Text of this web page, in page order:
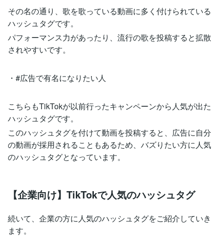
その名の通り、歌を歌っている動画に多く付けられている
ハッシュタグです。
パフォーマンス力があったり、流行の歌を投稿すると拡散
されやすいです。
・#広告で有名になりたい人
こちらもTikTokが以前行ったキャンペーンから人気が出た
ハッシュタグです。
このハッシュタグを付けて動画を投稿すると、広告に自分
の動画が採用されることもあるため、バズりたい方に人気
のハッシュタグとなっています。
【企業向け】TikTokで人気のハッシュタグ
続いて、企業の方に人気のハッシュタグをご紹介していき
ます。